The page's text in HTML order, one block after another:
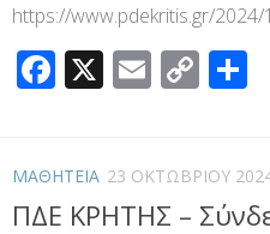
https://www.pdekritis.gr/
Facebook
X Email
Copy
ΜΑΘΗΤΕΙΑ 23 ΟΚΤΩΒΡΊΟΥ
ΠΔΕ ΚΡΗΤΗΣ –